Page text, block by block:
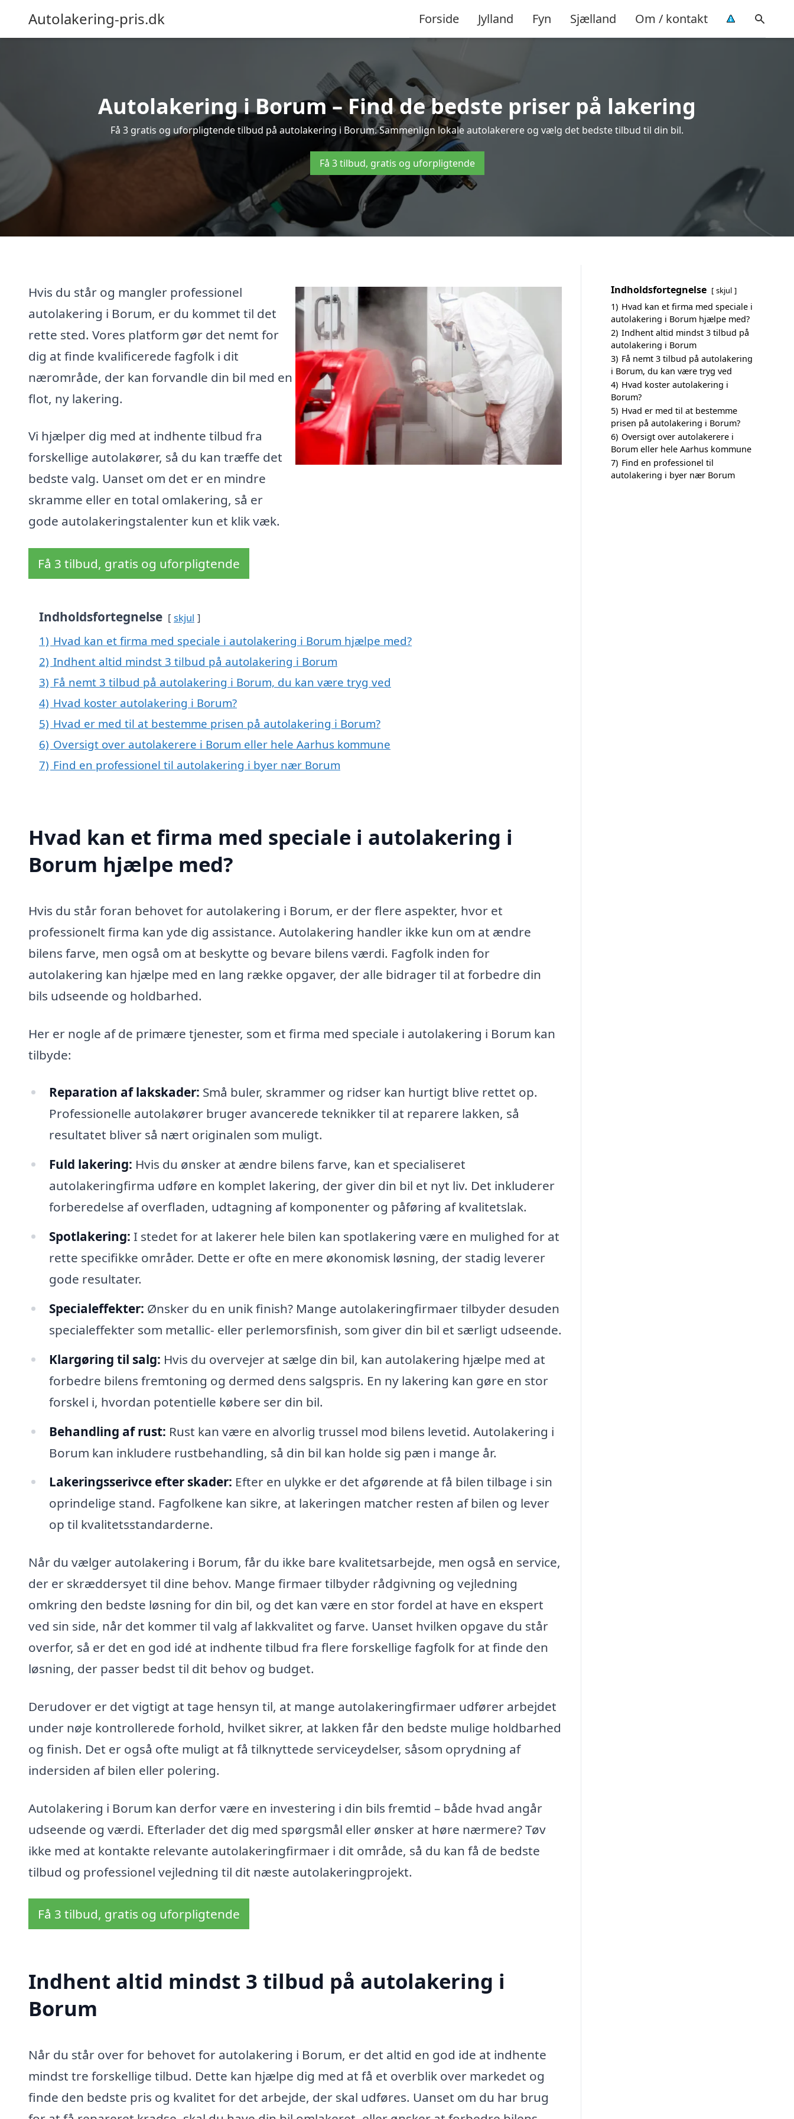
Autolakering-pris.dk Forside Jylland Fyn Sjælland Om / kontakt
Autolakering i Borum – Find de bedste priser på lakering
Få 3 gratis og uforpligtende tilbud på autolakering i Borum. Sammenlign lokale autolakerere og vælg det bedste tilbud til din bil.
Få 3 tilbud, gratis og uforpligtende
Hvis du står og mangler professionel
autolakering i Borum, er du kommet til det
rette sted. Vores platform gør det nemt for
dig at finde kvalificerede fagfolk i dit
nærområde, der kan forvandle din bil med en
flot, ny lakering.
Vi hjælper dig med at indhente tilbud fra
forskellige autolakører, så du kan træffe det
bedste valg. Uanset om det er en mindre
skramme eller en total omlakering, så er
gode autolakeringstalenter kun et klik væk.
Få 3 tilbud, gratis og uforpligtende
Indholdsfortegnelse skjul
1) Hvad kan et firma med speciale i autolakering i Borum hjælpe med?
2) Indhent altid mindst 3 tilbud på autolakering i Borum
3) Få nemt 3 tilbud på autolakering i Borum, du kan være tryg ved
4) Hvad koster autolakering i Borum?
5) Hvad er med til at bestemme prisen på autolakering i Borum?
6) Oversigt over autolakerere i Borum eller hele Aarhus kommune
7) Find en professionel til autolakering i byer nær Borum
Hvad kan et firma med speciale i autolakering i
Borum hjælpe med?
Hvis du står foran behovet for autolakering i Borum, er der flere aspekter, hvor et
professionelt firma kan yde dig assistance. Autolakering handler ikke kun om at ændre
bilens farve, men også om at beskytte og bevare bilens værdi. Fagfolk inden for
autolakering kan hjælpe med en lang række opgaver, der alle bidrager til at forbedre din
bils udseende og holdbarhed.
Her er nogle af de primære tjenester, som et firma med speciale i autolakering i Borum kan
tilbyde:
Reparation af lakskader: Små buler, skrammer og ridser kan hurtigt blive rettet op.
Professionelle autolakører bruger avancerede teknikker til at reparere lakken, så
resultatet bliver så nært originalen som muligt.
Fuld lakering: Hvis du ønsker at ændre bilens farve, kan et specialiseret
autolakeringfirma udføre en komplet lakering, der giver din bil et nyt liv. Det inkluderer
forberedelse af overfladen, udtagning af komponenter og påføring af kvalitetslak.
Spotlakering: I stedet for at lakerer hele bilen kan spotlakering være en mulighed for at
rette specifikke områder. Dette er ofte en mere økonomisk løsning, der stadig leverer
gode resultater.
Specialeffekter: Ønsker du en unik finish? Mange autolakeringfirmaer tilbyder desuden
specialeffekter som metallic- eller perlemorsfinish, som giver din bil et særligt udseende.
Klargøring til salg: Hvis du overvejer at sælge din bil, kan autolakering hjælpe med at
forbedre bilens fremtoning og dermed dens salgspris. En ny lakering kan gøre en stor
forskel i, hvordan potentielle købere ser din bil.
Behandling af rust: Rust kan være en alvorlig trussel mod bilens levetid. Autolakering i
Borum kan inkludere rustbehandling, så din bil kan holde sig pæn i mange år.
Lakeringsserivce efter skader: Efter en ulykke er det afgørende at få bilen tilbage i sin
oprindelige stand. Fagfolkene kan sikre, at lakeringen matcher resten af bilen og lever
op til kvalitetsstandarderne.
Når du vælger autolakering i Borum, får du ikke bare kvalitetsarbejde, men også en service,
der er skræddersyet til dine behov. Mange firmaer tilbyder rådgivning og vejledning
omkring den bedste løsning for din bil, og det kan være en stor fordel at have en ekspert
ved sin side, når det kommer til valg af lakkvalitet og farve. Uanset hvilken opgave du står
overfor, så er det en god idé at indhente tilbud fra flere forskellige fagfolk for at finde den
løsning, der passer bedst til dit behov og budget.
Derudover er det vigtigt at tage hensyn til, at mange autolakeringfirmaer udfører arbejdet
under nøje kontrollerede forhold, hvilket sikrer, at lakken får den bedste mulige holdbarhed
og finish. Det er også ofte muligt at få tilknyttede serviceydelser, såsom oprydning af
indersiden af bilen eller polering.
Autolakering i Borum kan derfor være en investering i din bils fremtid – både hvad angår
udseende og værdi. Efterlader det dig med spørgsmål eller ønsker at høre nærmere? Tøv
ikke med at kontakte relevante autolakeringfirmaer i dit område, så du kan få de bedste
tilbud og professionel vejledning til dit næste autolakeringprojekt.
Få 3 tilbud, gratis og uforpligtende
Indhent altid mindst 3 tilbud på autolakering i
Borum
Når du står over for behovet for autolakering i Borum, er det altid en god ide at indhente
mindst tre forskellige tilbud. Dette kan hjælpe dig med at få et overblik over markedet og
finde den bedste pris og kvalitet for det arbejde, der skal udføres. Uanset om du har brug
Indholdsfortegnelse skjul
1) Hvad kan et firma med speciale i
autolakering i Borum hjælpe med?
2) Indhent altid mindst 3 tilbud på
autolakering i Borum
3) Få nemt 3 tilbud på autolakering
i Borum, du kan være tryg ved
4) Hvad koster autolakering i
Borum?
5) Hvad er med til at bestemme
prisen på autolakering i Borum?
6) Oversigt over autolakerere i
Borum eller hele Aarhus kommune
7) Find en professionel til
autolakering i byer nær Borum